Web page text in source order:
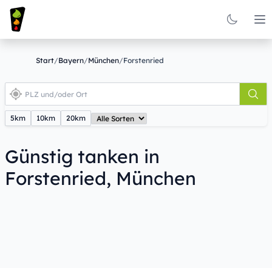
Start/Bayern/München/Forstenried
5km 10km 20km
Günstig tanken in
Forstenried, München